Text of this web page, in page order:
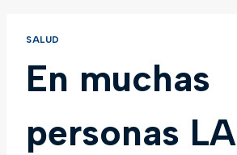
SALUD
En muchas
personas LA